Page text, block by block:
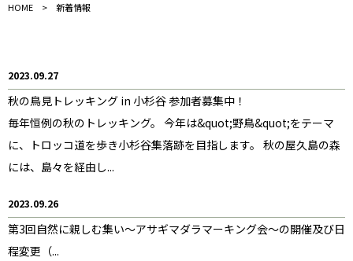
HOME 新着情報
2023.09.27
秋の鳥見トレッキング in 小杉谷 参加者募集中！
毎年恒例の秋のトレッキング。 今年は&quot;野鳥&quot;をテーマ
に、トロッコ道を歩き小杉谷集落跡を目指します。 秋の屋久島の森
には、島々を経由し...
2023.09.26
第3回自然に親しむ集い～アサギマダラマーキング会～の開催及び日
程変更（...